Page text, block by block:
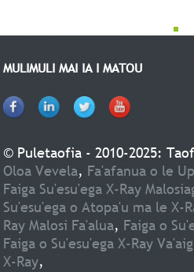
MULIMULI MAI IA I MATOU
© Puletaofia - 2010-2025:
Oloa Vevela, Fa'afanua o le
Faiga Su'esu'ega X-Ray
Su'esu'ega o Atopa'u ma le X-
Ray Malosi Fa'alua, Faiga o
Faiga o Su'esu'ega X-Ray
X-Ray,